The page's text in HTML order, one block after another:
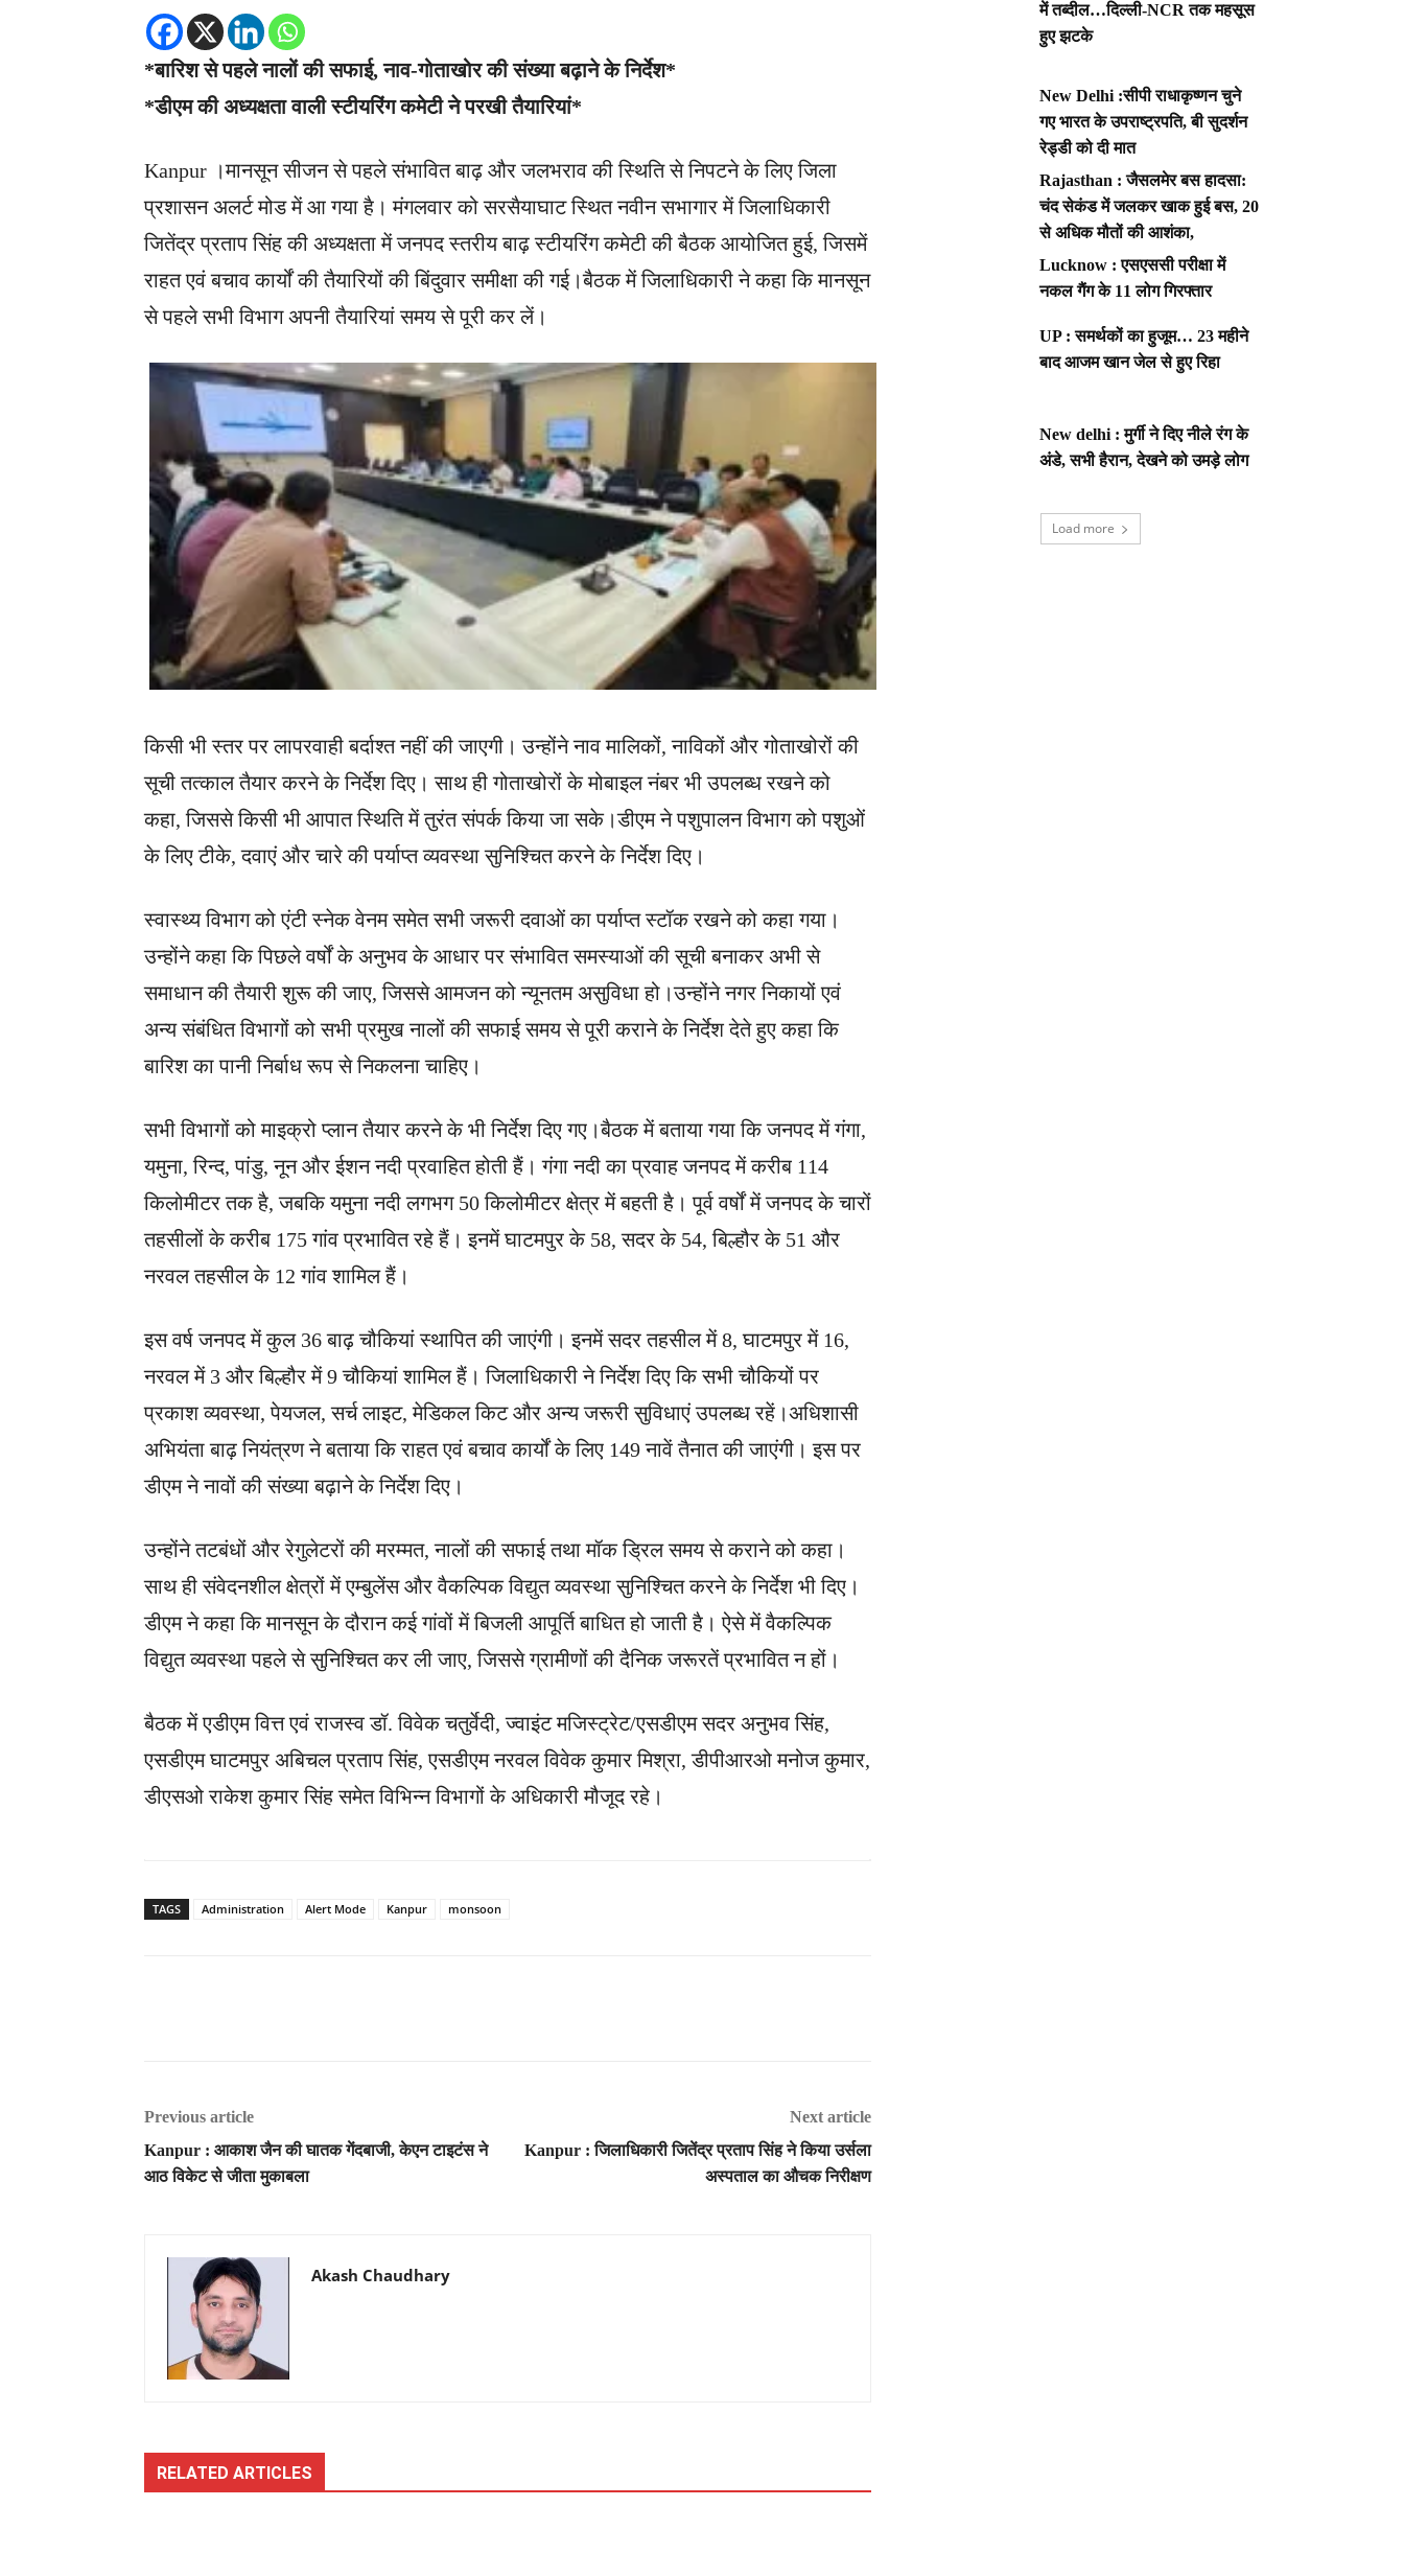
*बारिश से पहले नालों की सफाई, नाव-गोताखोर की संख्या बढ़ाने के निर्देश*
*डीएम की अध्यक्षता वाली स्टीयरिंग कमेटी ने परखी तैयारियां*
Kanpur ।मानसून सीजन से पहले संभावित बाढ़ और जलभराव की स्थिति से निपटने के लिए जिला
प्रशासन अलर्ट मोड में आ गया है। मंगलवार को सरसैयाघाट स्थित नवीन सभागार में जिलाधिकारी
जितेंद्र प्रताप सिंह की अध्यक्षता में जनपद स्तरीय बाढ़ स्टीयरिंग कमेटी की बैठक आयोजित हुई, जिसमें
राहत एवं बचाव कार्यों की तैयारियों की बिंदुवार समीक्षा की गई।बैठक में जिलाधिकारी ने कहा कि मानसून
से पहले सभी विभाग अपनी तैयारियां समय से पूरी कर लें।
किसी भी स्तर पर लापरवाही बर्दाश्त नहीं की जाएगी। उन्होंने नाव मालिकों, नाविकों और गोताखोरों की
सूची तत्काल तैयार करने के निर्देश दिए। साथ ही गोताखोरों के मोबाइल नंबर भी उपलब्ध रखने को
कहा, जिससे किसी भी आपात स्थिति में तुरंत संपर्क किया जा सके।डीएम ने पशुपालन विभाग को पशुओं
के लिए टीके, दवाएं और चारे की पर्याप्त व्यवस्था सुनिश्चित करने के निर्देश दिए।
स्वास्थ्य विभाग को एंटी स्नेक वेनम समेत सभी जरूरी दवाओं का पर्याप्त स्टॉक रखने को कहा गया।
उन्होंने कहा कि पिछले वर्षों के अनुभव के आधार पर संभावित समस्याओं की सूची बनाकर अभी से
समाधान की तैयारी शुरू की जाए, जिससे आमजन को न्यूनतम असुविधा हो।उन्होंने नगर निकायों एवं
अन्य संबंधित विभागों को सभी प्रमुख नालों की सफाई समय से पूरी कराने के निर्देश देते हुए कहा कि
बारिश का पानी निर्बाध रूप से निकलना चाहिए।
सभी विभागों को माइक्रो प्लान तैयार करने के भी निर्देश दिए गए।बैठक में बताया गया कि जनपद में गंगा,
यमुना, रिन्द, पांडु, नून और ईशन नदी प्रवाहित होती हैं। गंगा नदी का प्रवाह जनपद में करीब 114
किलोमीटर तक है, जबकि यमुना नदी लगभग 50 किलोमीटर क्षेत्र में बहती है। पूर्व वर्षों में जनपद के चारों
तहसीलों के करीब 175 गांव प्रभावित रहे हैं। इनमें घाटमपुर के 58, सदर के 54, बिल्हौर के 51 और
नरवल तहसील के 12 गांव शामिल हैं।
इस वर्ष जनपद में कुल 36 बाढ़ चौकियां स्थापित की जाएंगी। इनमें सदर तहसील में 8, घाटमपुर में 16,
नरवल में 3 और बिल्हौर में 9 चौकियां शामिल हैं। जिलाधिकारी ने निर्देश दिए कि सभी चौकियों पर
प्रकाश व्यवस्था, पेयजल, सर्च लाइट, मेडिकल किट और अन्य जरूरी सुविधाएं उपलब्ध रहें।अधिशासी
अभियंता बाढ़ नियंत्रण ने बताया कि राहत एवं बचाव कार्यों के लिए 149 नावें तैनात की जाएंगी। इस पर
डीएम ने नावों की संख्या बढ़ाने के निर्देश दिए।
उन्होंने तटबंधों और रेगुलेटरों की मरम्मत, नालों की सफाई तथा मॉक ड्रिल समय से कराने को कहा।
साथ ही संवेदनशील क्षेत्रों में एम्बुलेंस और वैकल्पिक विद्युत व्यवस्था सुनिश्चित करने के निर्देश भी दिए।
डीएम ने कहा कि मानसून के दौरान कई गांवों में बिजली आपूर्ति बाधित हो जाती है। ऐसे में वैकल्पिक
विद्युत व्यवस्था पहले से सुनिश्चित कर ली जाए, जिससे ग्रामीणों की दैनिक जरूरतें प्रभावित न हों।
बैठक में एडीएम वित्त एवं राजस्व डॉ. विवेक चतुर्वेदी, ज्वाइंट मजिस्ट्रेट/एसडीएम सदर अनुभव सिंह,
एसडीएम घाटमपुर अबिचल प्रताप सिंह, एसडीएम नरवल विवेक कुमार मिश्रा, डीपीआरओ मनोज कुमार,
डीएसओ राकेश कुमार सिंह समेत विभिन्न विभागों के अधिकारी मौजूद रहे।
TAGS Administration Alert Mode Kanpur monsoon
Previous article
Kanpur : आकाश जैन की घातक गेंदबाजी, केएन टाइटंस ने
आठ विकेट से जीता मुकाबला
Next article
Kanpur : जिलाधिकारी जितेंद्र प्रताप सिंह ने किया उर्सला
अस्पताल का औचक निरीक्षण
Akash Chaudhary
RELATED ARTICLES
में तब्दील…दिल्ली-NCR तक महसूस
हुए झटके
New Delhi :सीपी राधाकृष्णन चुने
गए भारत के उपराष्ट्रपति, बी सुदर्शन
रेड्डी को दी मात
Rajasthan : जैसलमेर बस हादसा:
चंद सेकंड में जलकर खाक हुई बस, 20
से अधिक मौतों की आशंका,
Lucknow : एसएससी परीक्षा में
नकल गैंग के 11 लोग गिरफ्तार
UP : समर्थकों का हुजूम… 23 महीने
बाद आजम खान जेल से हुए रिहा
New delhi : मुर्गी ने दिए नीले रंग के
अंडे, सभी हैरान, देखने को उमड़े लोग
Load more